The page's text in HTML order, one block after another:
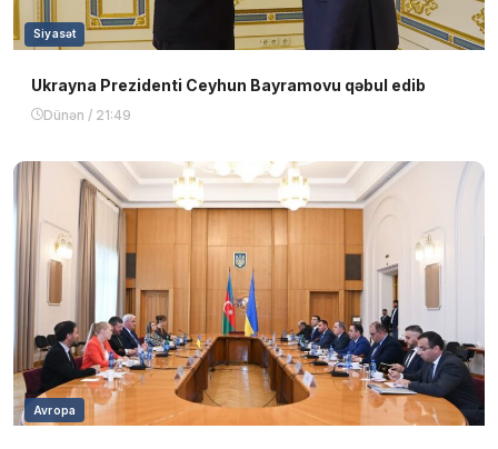
Siyasət
Ukrayna Prezidenti Ceyhun Bayramovu qəbul edib
Dünən / 21:49
Avropa